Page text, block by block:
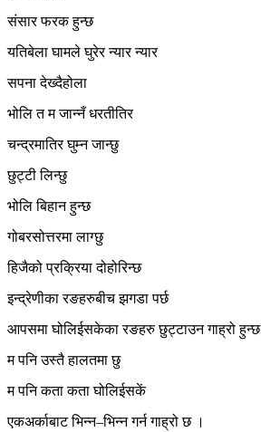
संसार फरक हुन्छ
यतिबेला घामले घुरेर न्यार न्यार
सपना देख्दैहोला
भोलि त म जान्नँ धरतीतिर
चन्द्रमातिर घुम्न जान्छु
छुट्टी लिन्छु
भोलि बिहान हुन्छ
गोबरसोत्तरमा लाग्छु
हिजैको प्रक्रिया दोहोरिन्छ
इन्द्रेणीका रङहरुबीच झगडा पर्छ
आपसमा घोलिईसकेका रङहरु छुट्टाउन गाह्रो हुन्छ
म पनि उस्तै हालतमा छु
म पनि कता कता घोलिईसकें
एकअर्काबाट भिन्न–भिन्न गर्न गाह्रो छ ।